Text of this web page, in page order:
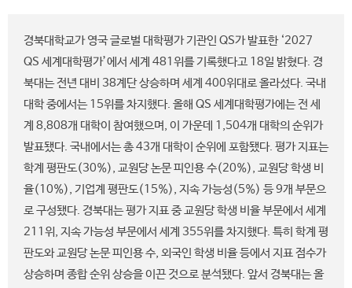
경북대학교가 영국 글로벌 대학평가 기관인 QS가 발표한 ‘2027
QS 세계대학평가’에서 세계 481위를 기록했다고 18일 밝혔다. 경
북대는 전년 대비 38계단 상승하며 세계 400위대로 올라섰다. 국내
대학 중에서는 15위를 차지했다. 올해 QS 세계대학평가에는 전 세
계 8,808개 대학이 참여했으며, 이 가운데 1,504개 대학의 순위가
발표됐다. 국내에서는 총 43개 대학이 순위에 포함됐다. 평가 지표는
학계 평판도(30%), 교원당 논문 피인용 수(20%), 교원당 학생 비
율(10%), 기업계 평판도(15%), 지속 가능성(5%) 등 9개 부문으
로 구성됐다. 경북대는 평가 지표 중 교원당 학생 비율 부문에서 세계
211위, 지속 가능성 부문에서 세계 355위를 차지했다. 특히 학계 평
판도와 교원당 논문 피인용 수, 외국인 학생 비율 등에서 지표 점수가
상승하며 종합 순위 상승을 이끈 것으로 분석됐다. 앞서 경북대는 올